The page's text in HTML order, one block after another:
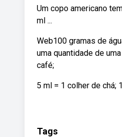
Um copo americano
ml ...
Web100 gramas de
uma quantidade de
café;
5 ml = 1 colher de chá;
Tags